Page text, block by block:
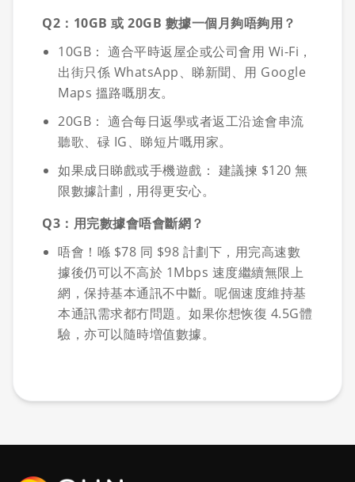
Q2：10GB 或 20GB 數據一個月夠唔夠用？
10GB： 適合平時返屋企或公司會用 Wi-Fi，
出街只係 WhatsApp、睇新聞、用 Google
Maps 搵路嘅朋友。
20GB： 適合每日返學或者返工沿途會串流
聽歌、碌 IG、睇短片嘅用家。
如果成日睇戲或手機遊戲： 建議揀 $120 無
限數據計劃，用得更安心。
Q3：用完數據會唔會斷網？
唔會！喺 $78 同 $98 計劃下，用完高速數
據後仍可以不高於 1Mbps 速度繼續無限上
網，保持基本通訊不中斷。呢個速度維持基
本通訊需求都冇問題。如果你想恢復 4.5G體
驗，亦可以隨時増值數據。